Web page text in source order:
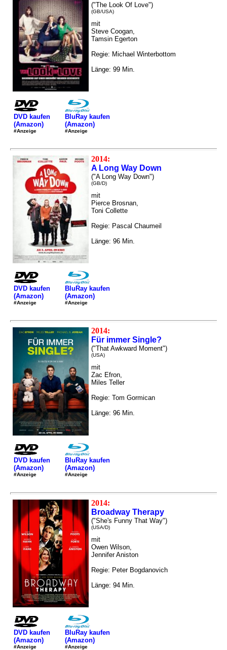
("The Look Of Love")
(GB/USA)
mit
Steve Coogan,
Tamsin Egerton
Regie: Michael Winterbottom
Länge: 99 Min.
DVD kaufen
(Amazon)
#Anzeige
BluRay kaufen
(Amazon)
#Anzeige
2014:
A Long Way Down
("A Long Way Down")
(GB/D)
mit
Pierce Brosnan,
Toni Collette
Regie: Pascal Chaumeil
Länge: 96 Min.
DVD kaufen
(Amazon)
#Anzeige
BluRay kaufen
(Amazon)
#Anzeige
2014:
Für immer Single?
("That Awkward Moment")
(USA)
mit
Zac Efron,
Miles Teller
Regie: Tom Gormican
Länge: 96 Min.
DVD kaufen
(Amazon)
#Anzeige
BluRay kaufen
(Amazon)
#Anzeige
2014:
Broadway Therapy
("She's Funny That Way")
(USA/D)
mit
Owen Wilson,
Jennifer Aniston
Regie: Peter Bogdanovich
Länge: 94 Min.
DVD kaufen
(Amazon)
#Anzeige
BluRay kaufen
(Amazon)
#Anzeige